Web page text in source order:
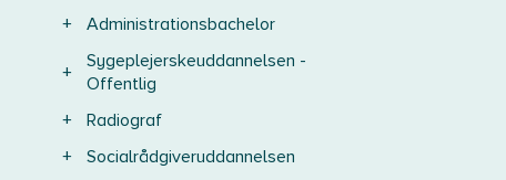
+
Administrationsbachelor
+
Sygeplejerskeuddannelsen -
Offentlig
+
Radiograf
+
Socialrådgiveruddannelsen